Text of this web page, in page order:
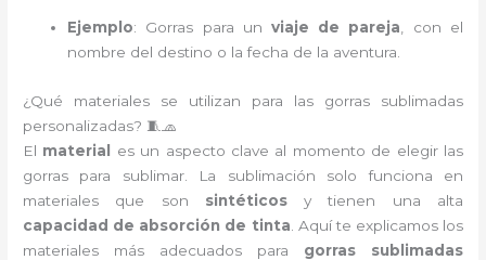
Ejemplo: Gorras para unviaje de pareja , con el
nombre del destino o la fecha de la aventura.
¿Qué materiales se utilizan para las gorras sublimadas
personalizadas? 🧵🧢
El material
es un aspecto clave al momento de elegir las
gorras para sublimar. La sublimación solo funciona en
materiales que son sintéticosy tienen una alta
capacidad de absorción de tinta . Aquí te explicamos los
materiales más adecuados para gorras sublimadas